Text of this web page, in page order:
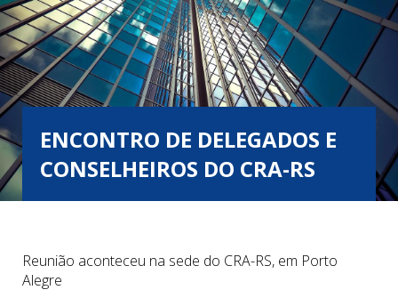
ENCONTRO DE DELEGADOS E
CONSELHEIROS DO CRA-RS
Reunião aconteceu na sede do CRA-RS, em Porto
Alegre